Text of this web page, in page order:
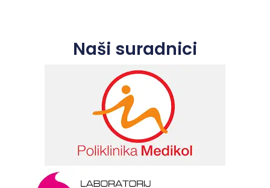
Naši suradnici